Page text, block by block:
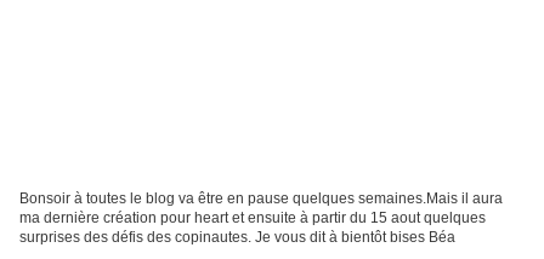
Bonsoir à toutes le blog va être en pause quelques semaines.Mais il aura
ma dernière création pour heart et ensuite à partir du 15 aout quelques
surprises des défis des copinautes. Je vous dit à bientôt bises Béa